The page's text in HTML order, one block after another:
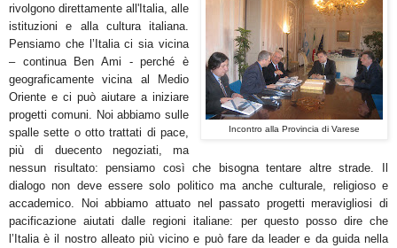
Incontro alla Provincia di Varese
rivolgono direttamente all'Italia, alle
istituzioni e alla cultura italiana.
Pensiamo che l’Italia ci sia vicina
– continua Ben Ami - perché è
geograficamente vicina al Medio
Oriente e ci può aiutare a iniziare
progetti comuni. Noi abbiamo sulle
spalle sette o otto trattati di pace,
più di duecento negoziati, ma
nessun risultato: pensiamo così che bisogna tentare altre strade. Il
dialogo non deve essere solo politico ma anche culturale, religioso e
accademico. Noi abbiamo attuato nel passato progetti meravigliosi di
pacificazione aiutati dalle regioni italiane: per questo posso dire che
l’Italia è il nostro alleato più vicino e può fare da leader e da guida nella